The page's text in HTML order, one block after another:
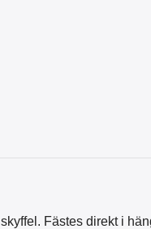
Fästes direkt i